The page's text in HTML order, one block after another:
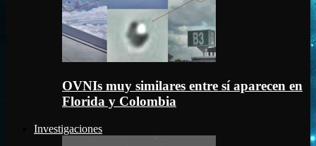
OVNIs muy similares entre sí aparecen en
Florida y Colombia
Investigaciones